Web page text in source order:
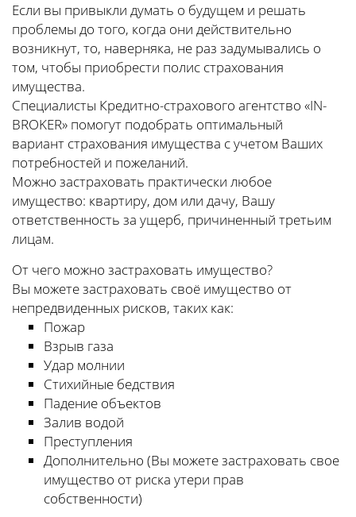
Если вы привыкли думать о будущем и решать
проблемы до того, когда они действительно
возникнут, то, наверняка, не раз задумывались о
том, чтобы приобрести полис страхования
имущества.
Специалисты Кредитно-страхового агентство «IN-
BROKER» помогут подобрать оптимальный
вариант страхования имущества с учетом Ваших
потребностей и пожеланий.
Можно застраховать практически любое
имущество: квартиру, дом или дачу, Вашу
ответственность за ущерб, причиненный третьим
лицам.
От чего можно застраховать имущество?
Вы можете застраховать своё имущество от
непредвиденных рисков, таких как:
Пожар
Взрыв газа
Удар молнии
Стихийные бедствия
Падение объектов
Залив водой
Преступления
Дополнительно (Вы можете застраховать свое
имущество от риска утери прав
собственности)